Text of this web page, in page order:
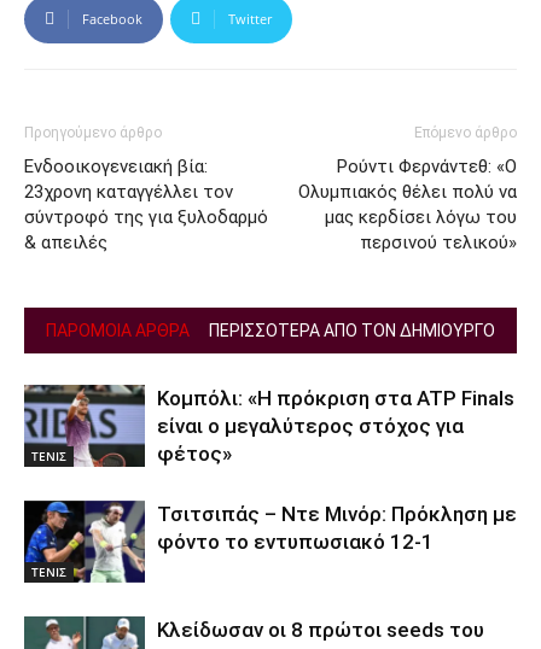
Facebook Twitter
Προηγούμενο άρθρο
Ενδοοικογενειακή βία:
23χρονη καταγγέλλει τον
σύντροφό της για ξυλοδαρμό
& απειλές
Επόμενο άρθρο
Ρούντι Φερνάντεθ: «Ο
Ολυμπιακός θέλει πολύ να
μας κερδίσει λόγω του
περσινού τελικού»
ΠΑΡΟΜΟΙΑ ΑΡΘΡΑ ΠΕΡΙΣΣΟΤΕΡΑ ΑΠΟ ΤΟΝ ΔΗΜΙΟΥΡΓΟ
ΤΕΝΙΣ
Κομπόλι: «Η πρόκριση στα ATP Finals
είναι ο μεγαλύτερος στόχος για
φέτος»
ΤΕΝΙΣ
Τσιτσιπάς – Ντε Μινόρ: Πρόκληση με
φόντο το εντυπωσιακό 12-1
Κλείδωσαν οι 8 πρώτοι seeds του